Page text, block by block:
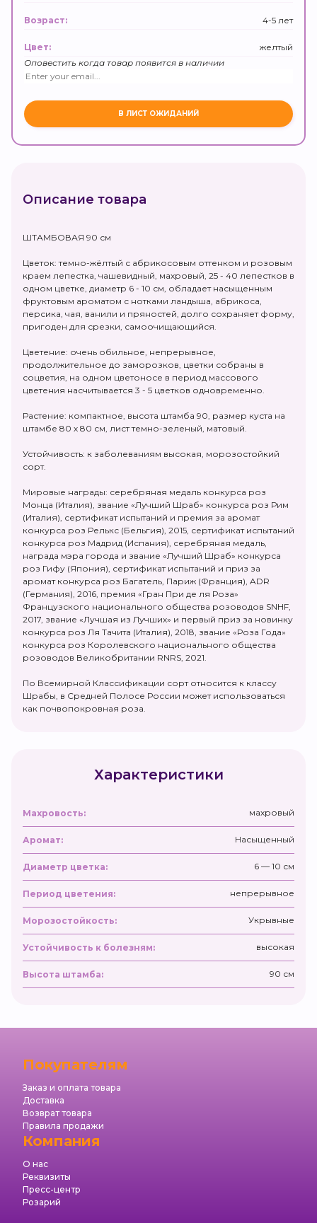
Возраст: 4-5 лет
Цвет:
желтый
Оповестить когда товар появится в наличии
Описание товара
ШТАМБОВАЯ 90 см
Цветок: темно-жёлтый с абрикосовым оттенком и розовым
краем лепестка, чашевидный, махровый, 25 - 40 лепестков в
одном цветке, диаметр 6 - 10 см, обладает насыщенным
фруктовым ароматом с нотками ландыша, абрикоса,
персика, чая, ванили и пряностей, долго сохраняет форму,
пригоден для срезки, самоочищающийся.
Цветение: очень обильное, непрерывное,
продолжительное до заморозков, цветки собраны в
соцветия, на одном цветоносе в период массового
цветения насчитывается 3 - 5 цветков одновременно.
Растение: компактное, высота штамба 90, размер куста на
штамбе 80 х 80 см, лист темно-зеленый, матовый.
Устойчивость: к заболеваниям высокая, морозостойкий
сорт.
Мировые награды: серебряная медаль конкурса роз
Монца (Италия), звание «Лучший Шраб» конкурса роз Рим
(Италия), сертификат испытаний и премия за аромат
конкурса роз Релькс (Бельгия), 2015, сертификат испытаний
конкурса роз Мадрид (Испания), серебряная медаль,
награда мэра города и звание «Лучший Шраб» конкурса
роз Гифу (Япония), сертификат испытаний и приз за
аромат конкурса роз Багатель, Париж (Франция), ADR
(Германия), 2016, премия «Гран При де ля Роза»
Французского национального общества розоводов SNHF,
2017, звание «Лучшая из Лучших» и первый приз за новинку
конкурса роз Ля Тачита (Италия), 2018, звание «Роза Года»
конкурса роз Королевского национального общества
розоводов Великобритании RNRS, 2021.
По Всемирной Классификации сорт относится к классу
Шрабы, в Средней Полосе России может использоваться
как почвопокровная роза.
Характеристики
Махровость: махровый
Аромат: Насыщенный
Диаметр цветка: 6 — 10 см
Период цветения: непрерывное
Морозостойкость: Укрывные
Устойчивость к болезням: высокая
Высота штамба: 90 см
Покупателям
Заказ и оплата товара
Доставка
Возврат товара
Правила продажи
Компания
О нас
Реквизиты
Пресс-центр
Розарий